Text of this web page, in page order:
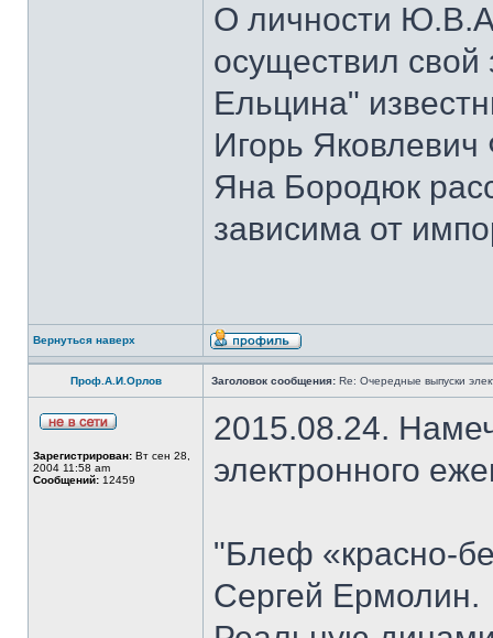
О личности
осуществил
Ельцина"
Игорь
Яна Бородюк
зависима от
Вернуться наверх
Проф.А.И.Орлов Заголовок сообщения: Re: Очередные выпуски
Зарегистрирован: Вт сен 28,
2004 11:58 am
Сообщений: 12459
2015.08.24.
электронного
"Блеф «красно-
Сергей Ермолин.